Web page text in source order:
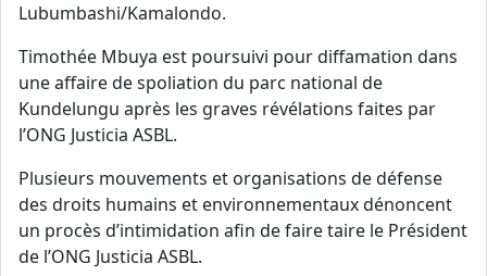
Lubumbashi/Kamalondo.
Timothée Mbuya est poursuivi pour diffamation dans
une affaire de spoliation du parc national de
Kundelungu après les graves révélations faites par
l’ONG Justicia ASBL.
Plusieurs mouvements et organisations de défense
des droits humains et environnementaux dénoncent
un procès d’intimidation afin de faire taire le Président
de l’ONG Justicia ASBL.